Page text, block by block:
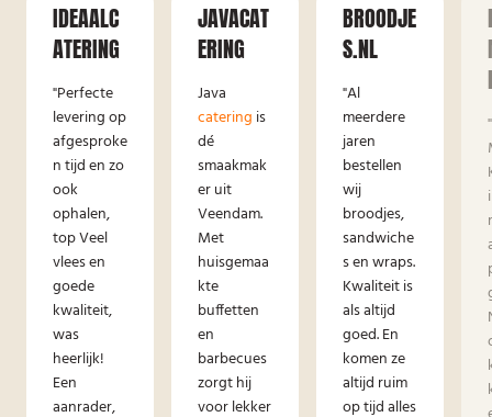
IDEAALC
ATERING
"Perfecte
levering op
afgesproke
n tijd en zo
ook
ophalen,
top Veel
vlees en
goede
kwaliteit,
was
heerlijk!
Een
aanrader,
JAVACAT
ERING
Java
catering is
dé
smaakmak
er uit
Veendam.
Met
huisgemaa
kte
buffetten
en
barbecues
zorgt hij
voor lekker
BROODJE
S.NL
"Al
meerdere
jaren
bestellen
wij
broodjes,
sandwiche
s en wraps.
Kwaliteit is
als altijd
goed. En
komen ze
altijd ruim
op tijd alles